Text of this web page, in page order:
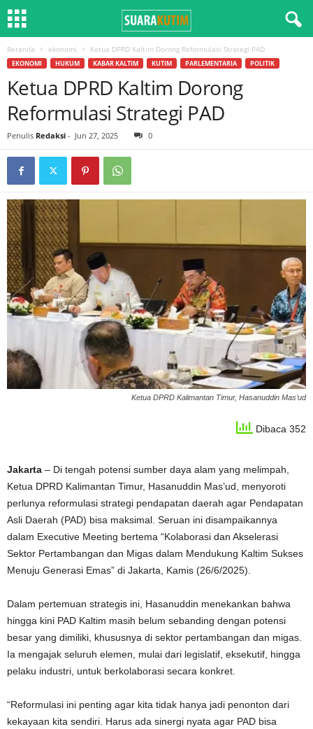
Beranda ekonomi Ketua DPRD Kaltim Dorong Reformulasi Strategi PAD
EKONOMI HUKUM KABAR KALTIM KUTIM PARLEMENTARIA POLITIK
Ketua DPRD Kaltim Dorong
Reformulasi Strategi PAD
Penulis Redaksi - Jun 27, 2025 0
Ketua DPRD Kalimantan Timur, Hasanuddin Mas’ud
Dibaca 352
Jakarta – Di tengah potensi sumber daya alam yang melimpah,
Ketua DPRD Kalimantan Timur, Hasanuddin Mas’ud, menyoroti
perlunya reformulasi strategi pendapatan daerah agar Pendapatan
Asli Daerah (PAD) bisa maksimal. Seruan ini disampaikannya
dalam Executive Meeting bertema “Kolaborasi dan Akselerasi
Sektor Pertambangan dan Migas dalam Mendukung Kaltim Sukses
Menuju Generasi Emas” di Jakarta, Kamis (26/6/2025).
Dalam pertemuan strategis ini, Hasanuddin menekankan bahwa
hingga kini PAD Kaltim masih belum sebanding dengan potensi
besar yang dimiliki, khususnya di sektor pertambangan dan migas.
Ia mengajak seluruh elemen, mulai dari legislatif, eksekutif, hingga
pelaku industri, untuk berkolaborasi secara konkret.
“Reformulasi ini penting agar kita tidak hanya jadi penonton dari
kekayaan kita sendiri. Harus ada sinergi nyata agar PAD bisa